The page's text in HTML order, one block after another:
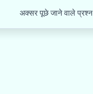
अक्सर पूछे जाने वाले प्रश्न